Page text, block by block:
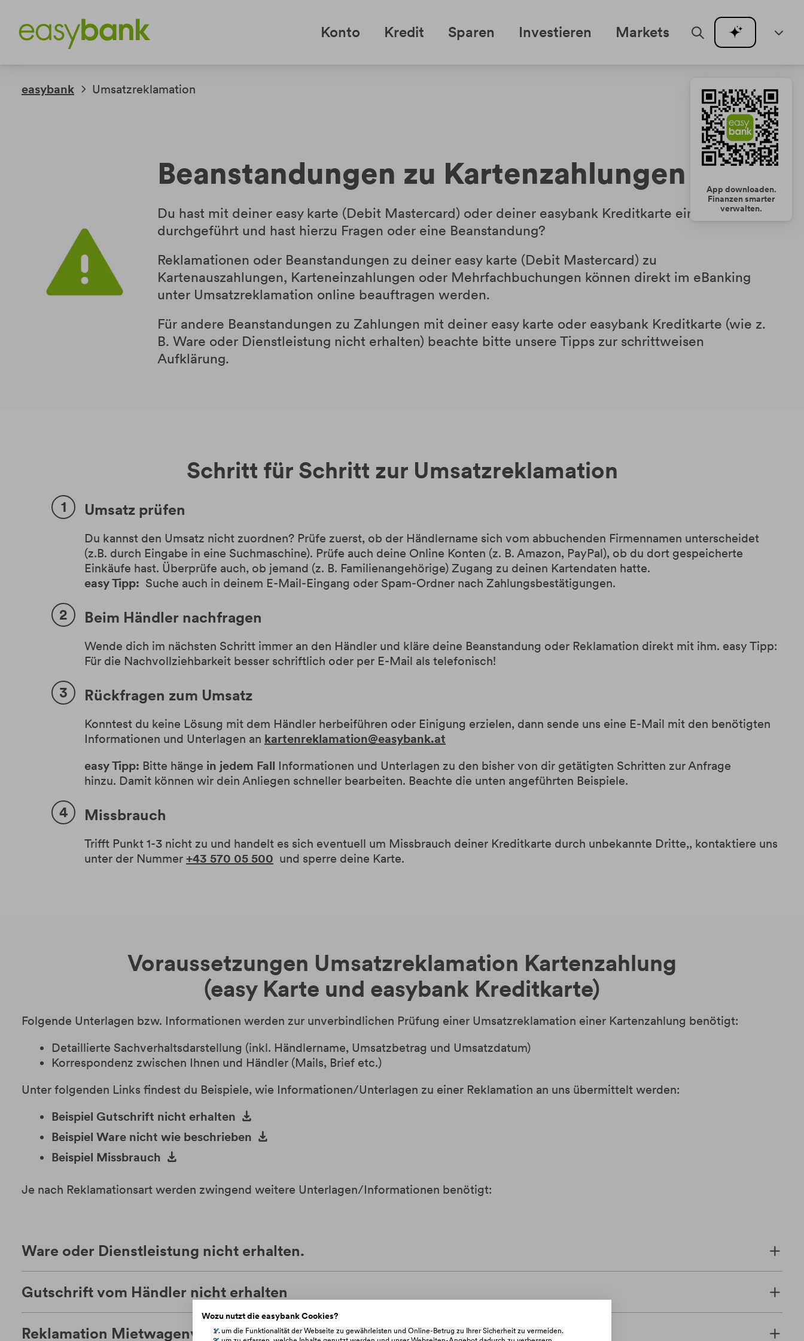
Wozu nutzt die easybank Cookies?
um die Funktionalität der Webseite zu gewährleisten und Online-Betrug zu Ihrer Sicherheit zu vermeiden.
zum
zur
Konto Kredit Sparen Investieren Markets
easybank Umsatzreklamation
App downloaden.
Finanzen smarter
verwalten.
Beanstandungen zu Kartenzahlungen
Du hast mit deiner easy karte (Debit Mastercard) oder deiner easybank Kreditkarte eine Zahlung
durchgeführt und hast hierzu Fragen oder eine Beanstandung?
Reklamationen oder Beanstandungen zu deiner easy karte (Debit Mastercard) zu
Kartenauszahlungen, Karteneinzahlungen oder Mehrfachbuchungen können direkt im eBanking
unter Umsatzreklamation online beauftragen werden.
Für andere Beanstandungen zu Zahlungen mit deiner easy karte oder easybank Kreditkarte (wie z.
B. Ware oder Dienstleistung nicht erhalten) beachte bitte unsere Tipps zur schrittweisen
Aufklärung.
Schritt für Schritt zur Umsatzreklamation
Umsatz prüfen
Du kannst den Umsatz nicht zuordnen? Prüfe zuerst, ob der Händlername sich vom abbuchenden Firmennamen unterscheidet
(z.B. durch Eingabe in eine Suchmaschine). Prüfe auch deine Online Konten (z. B. Amazon, PayPal), ob du dort gespeicherte
Einkäufe hast. Überprüfe auch, ob jemand (z. B. Familienangehörige) Zugang zu deinen Kartendaten hatte.
easy Tipp: Suche auch in deinem E-Mail-Eingang oder Spam-Ordner nach Zahlungsbestätigungen.
Beim Händler nachfragen
Wende dich im nächsten Schritt immer an den Händler und kläre deine Beanstandung oder Reklamation direkt mit ihm. easy Tipp:
Für die Nachvollziehbarkeit besser schriftlich oder per E-Mail als telefonisch!
Rückfragen zum Umsatz
Konntest du keine Lösung mit dem Händler herbeiführen oder Einigung erzielen, dann sende uns eine E-Mail mit den benötigten
Informationen und Unterlagen an kartenreklamation@easybank.at
easy Tipp: Bitte hänge in jedem Fall Informationen und Unterlagen zu den bisher von dir getätigten Schritten zur Anfrage
hinzu. Damit können wir dein Anliegen schneller bearbeiten. Beachte die unten angeführten Beispiele.
Missbrauch
Trifft Punkt 1-3 nicht zu und handelt es sich eventuell um Missbrauch deiner Kreditkarte durch unbekannte Dritte,, kontaktiere uns
unter der Nummer +43 570 05 500 und sperre deine Karte.
Voraussetzungen Umsatzreklamation Kartenzahlung
(easy Karte und easybank Kreditkarte)
Folgende Unterlagen bzw. Informationen werden zur unverbindlichen Prüfung einer Umsatzreklamation einer Kartenzahlung benötigt:
Detaillierte Sachverhaltsdarstellung (inkl. Händlername, Umsatzbetrag und Umsatzdatum)
Korrespondenz zwischen Ihnen und Händler (Mails, Brief etc.)
Unter folgenden Links findest du Beispiele, wie Informationen/Unterlagen zu einer Reklamation an uns übermittelt werden:
Beispiel Gutschrift nicht erhalten
Beispiel Ware nicht wie beschrieben
Beispiel Missbrauch
Je nach Reklamationsart werden zwingend weitere Unterlagen/Informationen benötigt:
Ware oder Dienstleistung nicht erhalten.
Gutschrift vom Händler nicht erhalten
Reklamation Mietwagenverrechnung